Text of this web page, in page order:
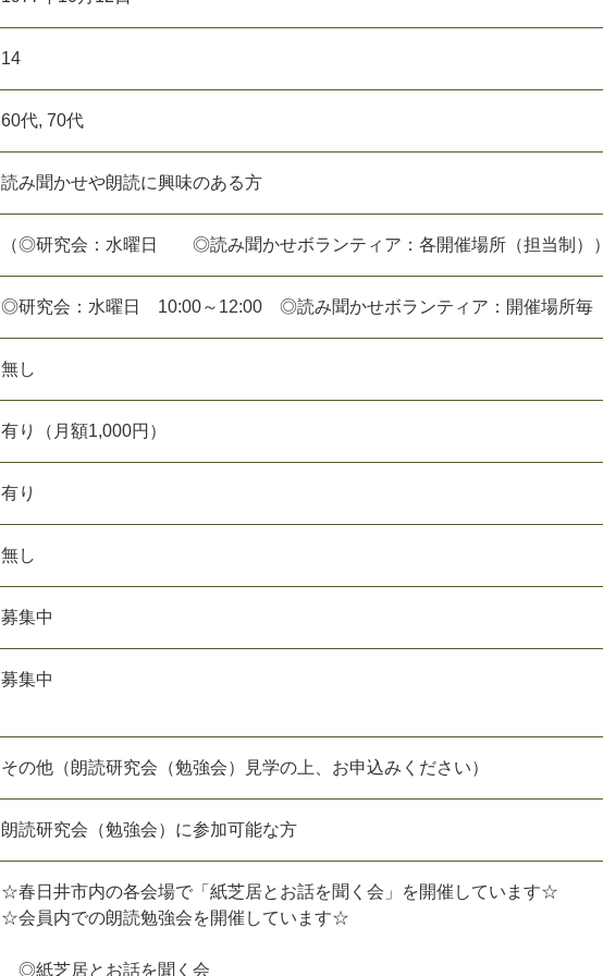
14
60代, 70代
読み聞かせや朗読に興味のある方
（◎研究会：水曜日 ◎読み聞かせボランティア：各開催場所（担当制））
◎研究会：水曜日 10:00～12:00 ◎読み聞かせボランティア：開催場所毎
無し
有り（月額1,000円）
有り
無し
募集中
募集中
その他（朗読研究会（勉強会）見学の上、お申込みください）
朗読研究会（勉強会）に参加可能な方
☆春日井市内の各会場で「紙芝居とお話を聞く会」を開催しています☆
☆会員内での朗読勉強会を開催しています☆
◎紙芝居とお話を聞く会